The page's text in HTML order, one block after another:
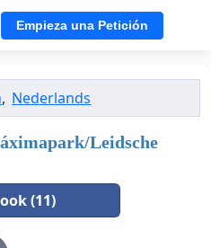
Empieza una Petición
, Nederlands
Leidsche
(11)